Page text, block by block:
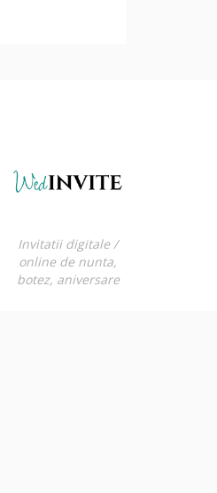
Invitatii digitale /
online de nunta,
botez, aniversare